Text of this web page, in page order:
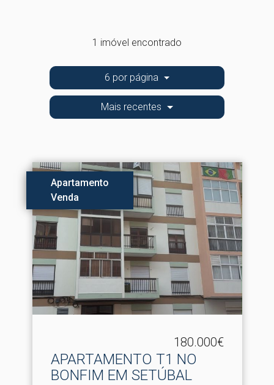
1 imóvel encontrado
6 por página
Mais recentes
Apartamento
Venda
180.000€
APARTAMENTO T1 NO
BONFIM EM SETÚBAL